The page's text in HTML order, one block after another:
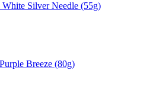
Silver Needle (55g)